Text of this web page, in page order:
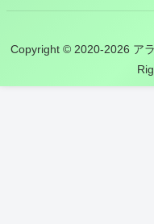
Copyright © 2020-2026 ア